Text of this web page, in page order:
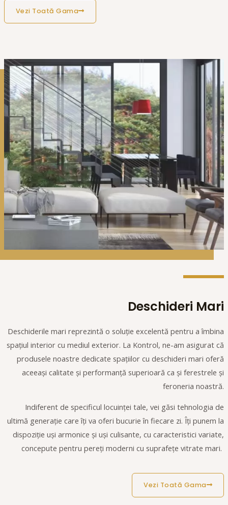
Vezi Toată Gama
Deschideri Mari
Deschiderile mari reprezintă o soluție excelentă pentru a îmbina
spațiul interior cu mediul exterior. La Kontrol, ne-am asigurat că
produsele noastre dedicate spațiilor cu deschideri mari oferă
aceeași calitate și performanță superioară ca și ferestrele și
feroneria noastră.
Indiferent de specificul locuinței tale, vei găsi tehnologia de
ultimă generație care îți va oferi bucurie în fiecare zi. Îți punem la
dispoziție uși armonice și uși culisante, cu caracteristici variate,
concepute pentru pereți moderni cu suprafețe vitrate mari.
Vezi Toată Gama